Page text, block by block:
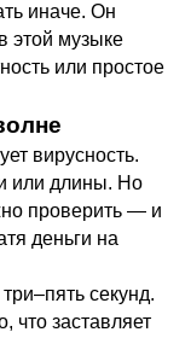
иначе. Он
этой музыке
или простое
вирусность.
или длины. Но
проверить — и
деньги на
секунд.
что заставляет